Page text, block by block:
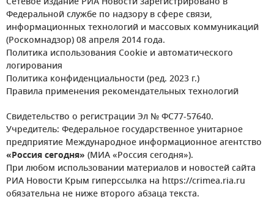
Федеральной службе по надзору в сфере связи,
информационных технологий и массовых коммуникаций
(Роскомнадзор) 08 апреля 2014 года.
Политика использования Cookie и автоматического
логирования
Политика конфиденциальности (ред. 2023 г.)
Правила применения рекомендательных технологий
Свидетельство о регистрации Эл № ФС77-57640.
Учредитель: Федеральное государственное унитарное
предприятие Международное информационное агентство
«Россия сегодня» (МИА «Россия сегодня»).
При любом использовании материалов и новостей сайта
РИА Новости Крым гиперссылка на https://crimea.ria.ru
обязательна не ниже второго абзаца текста.